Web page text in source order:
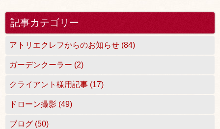
記事カテゴリー
アトリエクレフからのお知らせ (84)
ガーデンクーラー (2)
クライアント様用記事 (17)
ドローン撮影 (49)
ブログ (50)